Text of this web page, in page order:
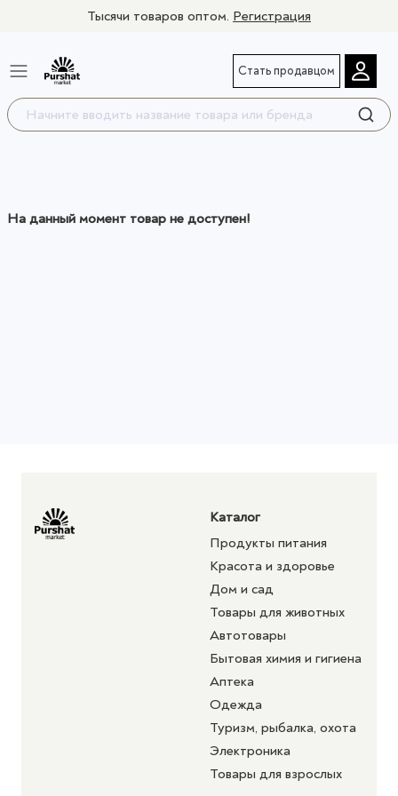
Тысячи товаров оптом. Регистрация
Стать продавцом
На данный момент товар не доступен!
Каталог
Продукты питания
Красота и здоровье
Дом и сад
Товары для животных
Автотовары
Бытовая химия и гигиена
Аптека
Одежда
Туризм, рыбалка, охота
Электроника
Товары для взрослых